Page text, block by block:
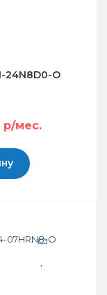
24N8D0-O
р/мес.